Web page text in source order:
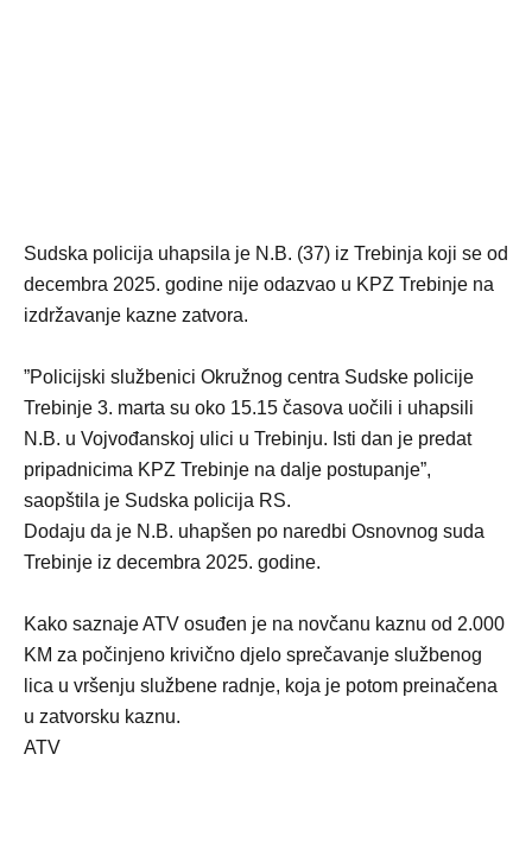
Sudska policija uhapsila je N.B. (37) iz Trebinja koji se od
decembra 2025. godine nije odazvao u KPZ Trebinje na
izdržavanje kazne zatvora.
”Policijski službenici Okružnog centra Sudske policije
Trebinje 3. marta su oko 15.15 časova uočili i uhapsili
N.B. u Vojvođanskoj ulici u Trebinju. Isti dan je predat
pripadnicima KPZ Trebinje na dalje postupanje”,
saopštila je Sudska policija RS.
Dodaju da je N.B. uhapšen po naredbi Osnovnog suda
Trebinje iz decembra 2025. godine.
Kako saznaje ATV osuđen je na novčanu kaznu od 2.000
KM za počinjeno krivično djelo sprečavanje službenog
lica u vršenju službene radnje, koja je potom preinačena
u zatvorsku kaznu.
ATV